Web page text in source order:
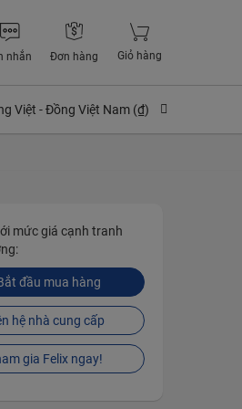
nhắn Đơn hàng Giỏ hàng
Việt -Đồng Việt Nam (₫)
mức giá cạnh tranh
đầu mua hàng
hệ nhà cung cấp
gia Felix ngay!